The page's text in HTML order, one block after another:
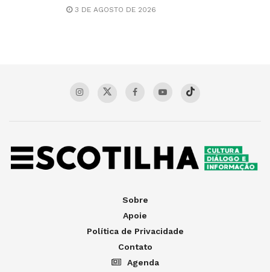
3 DE AGOSTO DE 2026
Sobre
Apoie
Política de Privacidade
Contato
Agenda